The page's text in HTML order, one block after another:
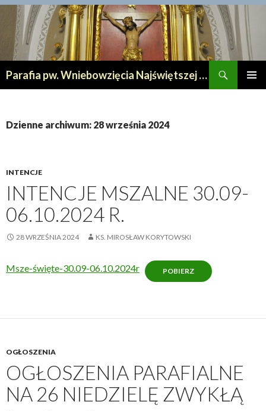
Parafia pw. Wniebowzięcia Najświętszej Maryi Panny w Lipnie
Dzienne archiwum: 28 września 2024
INTENCJE
INTENCJE MSZALNE 30.09-
06.10.2024 R.
28 WRZEŚNIA 2024 KS. MIROSŁAW KORYTOWSKI
Msze-święte-30.09-06.10.2024r POBIERZ
OGŁOSZENIA
OGŁOSZENIA PARAFIALNE
NA 26 NIEDZIELĘ ZWYKŁĄ